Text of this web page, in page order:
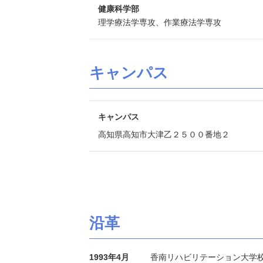
健康科学部
理学療法学専攻、作業療法学専攻
キャンパス
キャンパス
高知県高知市大津乙２５００番地２
沿革
1993年4月
香南リハビリテーション大学